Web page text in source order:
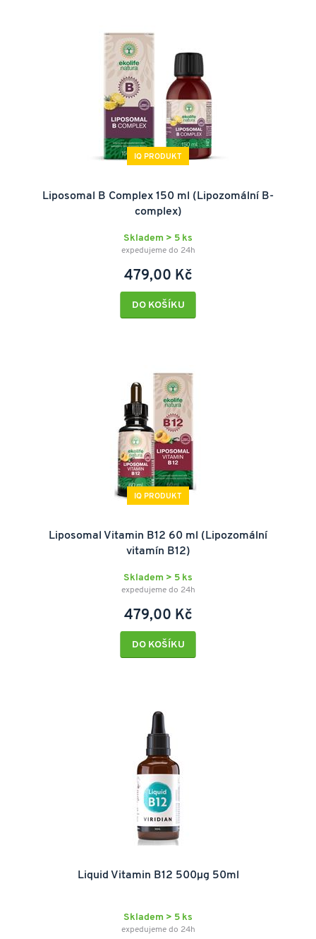
IQ PRODUKT
Liposomal B Complex 150 ml (Lipozomální B-
complex)
Skladem > 5 ks
expedujeme do 24h
479,00 Kč
DO KOŠÍKU
IQ PRODUKT
Liposomal Vitamin B12 60 ml (Lipozomální
vitamín B12)
Skladem > 5 ks
expedujeme do 24h
479,00 Kč
DO KOŠÍKU
Liquid Vitamin B12 500µg 50ml
Skladem > 5 ks
expedujeme do 24h